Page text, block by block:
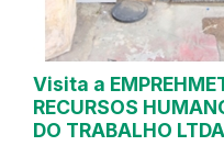
Visita a
RECURSOS
DO TRABALHO LTDA